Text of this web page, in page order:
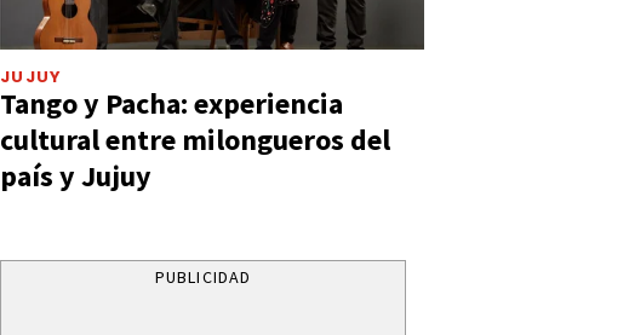
JUJUY
Tango y Pacha: experiencia
cultural entre milongueros del
país y Jujuy
PUBLICIDAD